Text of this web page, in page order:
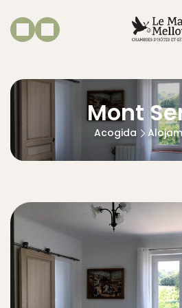
Mont
Acogida